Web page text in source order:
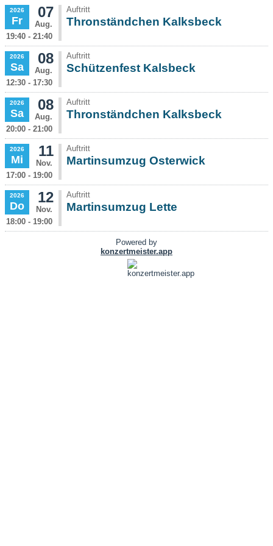
2026
Fr
07
Aug.
19:40 - 21:40
Thronständchen Kalksbeck
Auftritt
2026
Sa
08
Aug.
12:30 - 17:30
Schützenfest Kalsbeck
Auftritt
2026
Sa
08
Aug.
20:00 - 21:00
Thronständchen Kalksbeck
Auftritt
2026
Mi
11
Nov.
17:00 - 19:00
Martinsumzug Osterwick
Auftritt
2026
Do
12
Nov.
18:00 - 19:00
Martinsumzug Lette
Auftritt
Powered by
konzertmeister.app